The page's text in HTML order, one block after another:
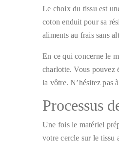
Le choix du tissu est
coton enduit pour sa
aliments au frais sans
En ce qui concerne le
charlotte. Vous pouvez
la vôtre. N’hésitez pas
Processus
Une fois le matériel
votre cercle sur le tissu